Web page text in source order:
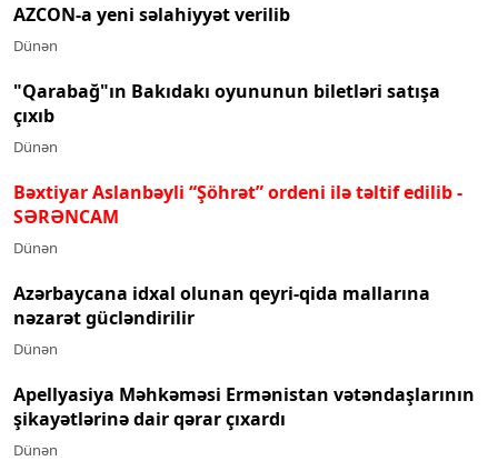
AZCON-a yeni səlahiyyət verilib
Dünən
"Qarabağ"ın Bakıdakı oyununun biletləri satışa
çıxıb
Dünən
Bəxtiyar Aslanbəyli “Şöhrət” ordeni ilə təltif edilib-
SƏRƏNCAM
Dünən
Azərbaycana idxal olunan qeyri-qida mallarına
nəzarət gücləndirilir
Dünən
Apellyasiya Məhkəməsi Ermənistan vətəndaşlarının
şikayətlərinə dair qərar çıxardı
Dünən